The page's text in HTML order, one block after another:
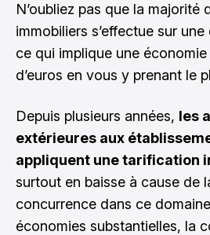
N’oubliez pas que la majorité
immobiliers s’effectue sur
ce qui implique une
d’euros en vous y prenant le
Depuis plusieurs années, les
extérieures aux
appliquent une tarification
surtout en baisse à cause de
concurrence dans ce
économies substantielles, la